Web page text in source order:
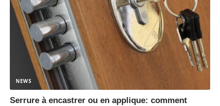
NEWS
Serrure à encastrer ou en applique: comment